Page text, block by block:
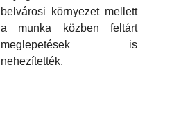
belvárosi környezet mellett
a munka közben feltárt
meglepetések is
nehezítették.